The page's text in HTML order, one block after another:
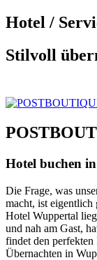
Hotel /
Stilvoll
Hotel buchen
Die Frage, was
macht, ist eigentlich
Hotel Wuppertal
und nah am Gast,
findet den
Übernachten in